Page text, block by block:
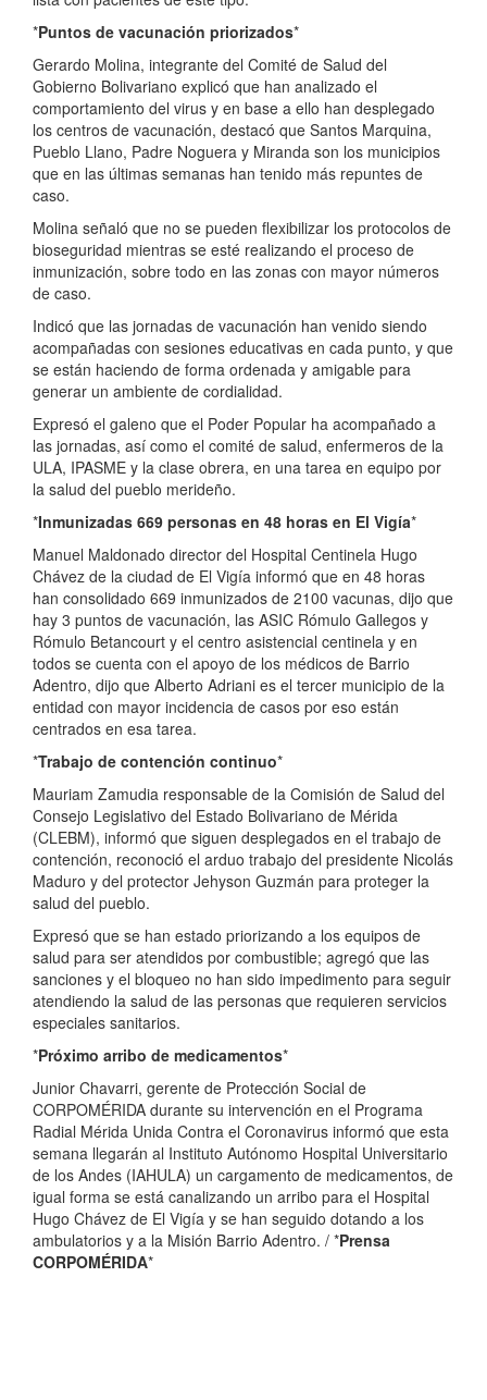
*Puntos de vacunación priorizados*
Gerardo Molina, integrante del Comité de Salud del
Gobierno Bolivariano explicó que han analizado el
comportamiento del virus y en base a ello han desplegado
los centros de vacunación, destacó que Santos Marquina,
Pueblo Llano, Padre Noguera y Miranda son los municipios
que en las últimas semanas han tenido más repuntes de
caso.
Molina señaló que no se pueden flexibilizar los protocolos de
bioseguridad mientras se esté realizando el proceso de
inmunización, sobre todo en las zonas con mayor números
de caso.
Indicó que las jornadas de vacunación han venido siendo
acompañadas con sesiones educativas en cada punto, y que
se están haciendo de forma ordenada y amigable para
generar un ambiente de cordialidad.
Expresó el galeno que el Poder Popular ha acompañado a
las jornadas, así como el comité de salud, enfermeros de la
ULA, IPASME y la clase obrera, en una tarea en equipo por
la salud del pueblo merideño.
*Inmunizadas 669 personas en 48 horas en El Vigía*
Manuel Maldonado director del Hospital Centinela Hugo
Chávez de la ciudad de El Vigía informó que en 48 horas
han consolidado 669 inmunizados de 2100 vacunas, dijo que
hay 3 puntos de vacunación, las ASIC Rómulo Gallegos y
Rómulo Betancourt y el centro asistencial centinela y en
todos se cuenta con el apoyo de los médicos de Barrio
Adentro, dijo que Alberto Adriani es el tercer municipio de la
entidad con mayor incidencia de casos por eso están
centrados en esa tarea.
*Trabajo de contención continuo*
Mauriam Zamudia responsable de la Comisión de Salud del
Consejo Legislativo del Estado Bolivariano de Mérida
(CLEBM), informó que siguen desplegados en el trabajo de
contención, reconoció el arduo trabajo del presidente Nicolás
Maduro y del protector Jehyson Guzmán para proteger la
salud del pueblo.
Expresó que se han estado priorizando a los equipos de
salud para ser atendidos por combustible; agregó que las
sanciones y el bloqueo no han sido impedimento para seguir
atendiendo la salud de las personas que requieren servicios
especiales sanitarios.
*Próximo arribo de medicamentos*
Junior Chavarri, gerente de Protección Social de
CORPOMÉRIDA durante su intervención en el Programa
Radial Mérida Unida Contra el Coronavirus informó que esta
semana llegarán al Instituto Autónomo Hospital Universitario
de los Andes (IAHULA) un cargamento de medicamentos, de
igual forma se está canalizando un arribo para el Hospital
Hugo Chávez de El Vigía y se han seguido dotando a los
ambulatorios y a la Misión Barrio Adentro. / *Prensa
CORPOMÉRIDA*